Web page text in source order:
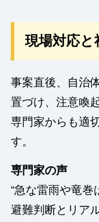
現場対応と
事案直後、自治
置づけ、注意喚
専門家からも適
す。
専門家の声
“急な雷雨や竜
避難判断とリア